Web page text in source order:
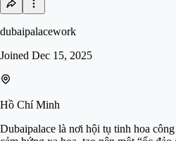
dubaipalacework
Joined Dec 15, 2025
Hồ Chí Minh
Dubaipalace là nơi hội tụ tinh hoa công